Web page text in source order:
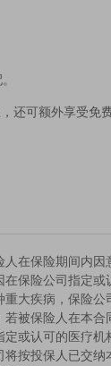
还可额外享受免
人在保险期间内因
在保险公司指定
重大疾病，保险公
若被保险人在本合
定或认可的医疗机
将按投保人已交